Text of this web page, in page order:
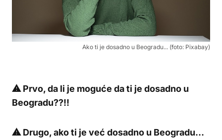
Ako ti je dosadno u Beogradu... (foto: Pixabay)
⚠ Prvo, da li je moguće da ti je dosadno u
Beogradu??!!
⚠ Drugo, ako ti je već dosadno u Beogradu…